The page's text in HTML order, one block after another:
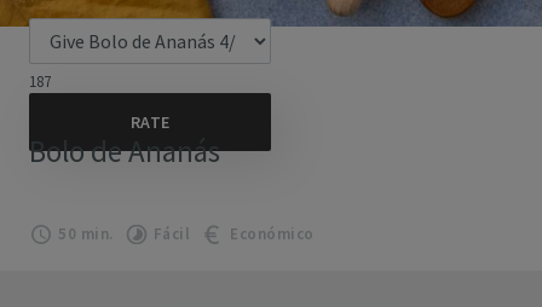
187
Bolo de Ananás
50 min. Fácil Económico